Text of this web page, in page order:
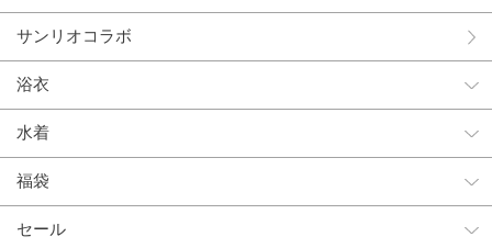
サンリオコラボ
浴衣
水着
福袋
セール